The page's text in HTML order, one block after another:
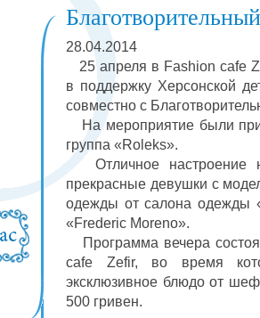
28.04.2014
25 апреля в Fashiоn cafe
в поддержку Херсонской
совместно с
На мероприятие были
группа «Roleks».
Отличное настроение
прекрасные девушки с
одежды от салона одежды
«Frederic Moreno».
Программа вечера
cafe Zefir, во время
эксклюзивное блюдо от
500 гривен.